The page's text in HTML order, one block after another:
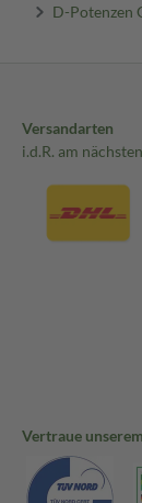
D-Potenzen
Versandarten
i.d.R. am
Vertraue